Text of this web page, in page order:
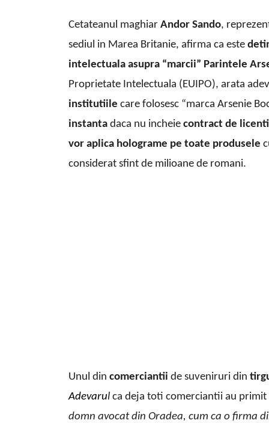
Cetateanul maghiar Andor Sando,
sediul in Marea Britanie, afirma ca este
intelectuala asupra “marcii” Parintele
Proprietate Intelectuala (EUIPO), arata
institutiile care folosesc “marca Arsenie
instanta daca nu incheie contract de
vor aplica holograme pe toate produsele
considerat sfint de milioane de romani.
Unul din comerciantii de suveniruri din
Adevarul ca deja toti comerciantii au
domn avocat din Oradea, cum ca o firma